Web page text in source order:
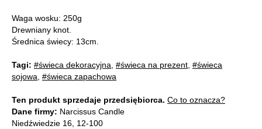
Waga wosku: 250g
Drewniany knot.
Średnica świecy: 13cm.
Tagi: #świeca dekoracyjna #świeca na prezent #świeca
sojowa #świeca zapachowa
Ten produkt sprzedaje przedsiębiorca. Co to oznacza?
Dane firmy: Narcissus Candle
Niedźwiedzie 16, 12-100